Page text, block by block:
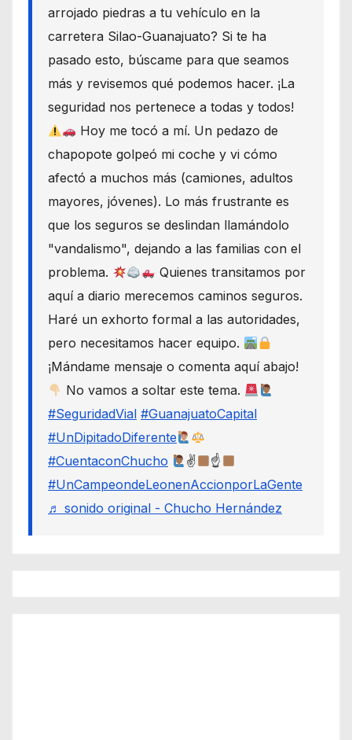
arrojado piedras a tu vehículo en la
carretera Silao-Guanajuato? Si te ha
pasado esto, búscame para que seamos
más y revisemos qué podemos hacer. ¡La
seguridad nos pertenece a todas y todos!
Hoy me tocó a mí. Un pedazo de
chapopote golpeó mi coche y vi cómo
afectó a muchos más (camiones, adultos
mayores, jóvenes). Lo más frustrante es
que los seguros se deslindan llamándolo
"vandalismo", dejando a las familias con el
problema.
Quienes transitamos por
aquí a diario merecemos caminos seguros.
Haré un exhorto formal a las autoridades,
pero necesitamos hacer equipo.
¡Mándame mensaje o comenta aquí abajo!
No vamos a soltar este tema.
#SeguridadVial #GuanajuatoCapital
#UnDipitadoDiferente
#CuentaconChucho
✌
☝
#UnCampeondeLeonenAccionporLaGente
♬ sonido original - Chucho Hernández